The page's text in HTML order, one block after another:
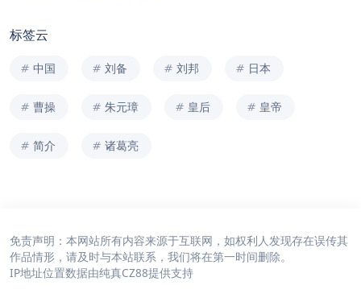
标签云
中国 刘备 刘邦 日本
曹操 朱元璋 皇后 皇帝
简介 诸葛亮
免责声明：本网站所有内容来源于互联网，如权利人发现存在误传其
作品情形，请及时与本站联系，我们将在第一时间删除。
IP地址位置数据由纯真CZ88提供支持